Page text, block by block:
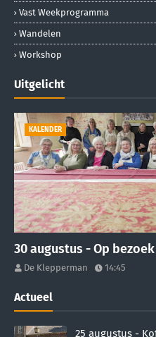
Vast Weekprogramma
Wandelen
Workshop
Uitgelicht
KALENDER
30 augustus - Op
De Klepperman 14:45
Actueel
25 augustus -